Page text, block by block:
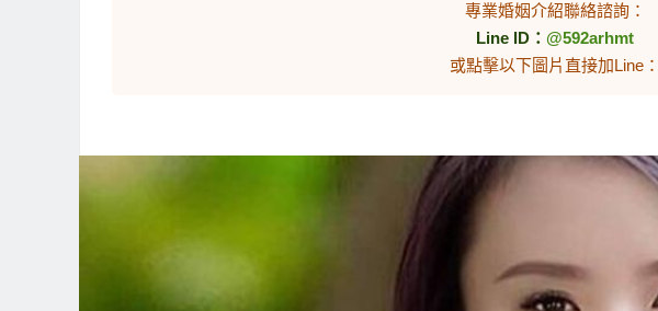
專業婚姻介紹聯絡諮詢：
Line ID：@592arhmt
或點擊以下圖片直接加Line：